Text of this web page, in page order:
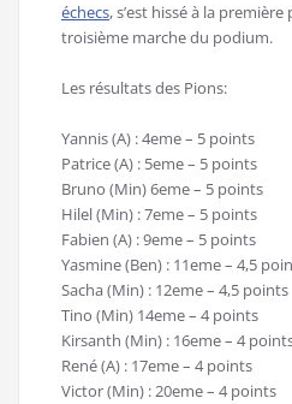
échecs, s’est hissé à la
troisième marche du podium.
Les résultats des Pions:
Yannis (A) : 4eme – 5 points
Patrice (A) : 5eme – 5 points
Bruno (Min) 6eme – 5 points
Hilel (Min) : 7eme – 5 points
Fabien (A) : 9eme – 5 points
Yasmine (Ben) : 11eme – 4,5
Sacha (Min) : 12eme – 4,5 points
Tino (Min) 14eme – 4 points
Kirsanth (Min) : 16eme – 4
René (A) : 17eme – 4 points
Victor (Min) : 20eme – 4 points